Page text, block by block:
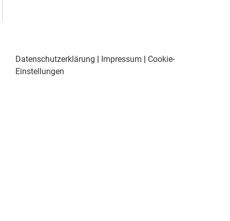
Datenschutzerklärung Impressum
Cookie-
Einstellungen